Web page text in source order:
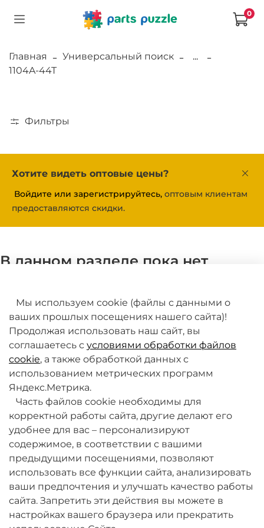
0
Главная Универсальный поиск
...
1104A-44T
Фильтры
Хотите видеть оптовые цены?
Войдите или зарегистрируйтесь, оптовым клиентам
предоставляются скидки.
В данном разделе пока нет
О компании
Товары и услуги
+7 (495) 789-38-95
09:00 - 18:00 (будни, по МСК)
Мы используем cookie (файлы с данными о
ваших прошлых посещениях нашего сайта)!
Продолжая использовать наш сайт, вы
соглашаетесь с условиями обработки файлов
cookie, а также обработкой данных с
использованием метрических программ
Яндекс.Метрика.
Часть файлов cookie необходимы для
корректной работы сайта, другие делают его
удобнее для вас – персонализируют
содержимое, в соответствии с вашими
предыдущими посещениями, позволяют
использовать все функции сайта, анализировать
ваши предпочтения и улучшать качество работы
сайта. Запретить эти действия вы можете в
настройках вашего браузера или прекратить